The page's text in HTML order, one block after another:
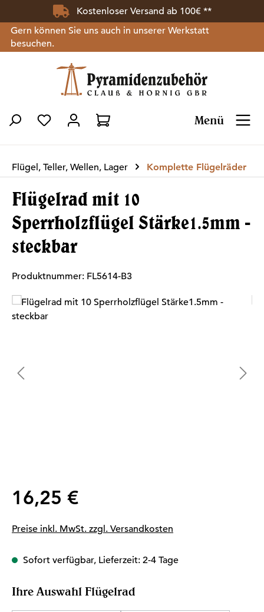
Zum Hauptinhalt springenKostenloser Versand ab 100€ **
Gern können Sie uns auch in unserer Werkstatt
besuchen.
Menü
Du hast 0 Produkte auf dem Merkzettel
Flügel, Teller, Wellen, Lager Komplette Flügelräder
Flügelrad mit 10
Sperrholzflügel Stärke1.5mm -
steckbar
Produktnummer: FL5614-B3
Bildergalerie überspringen
Regulärer Preis:
16,25 €
Preise inkl. MwSt. zzgl. Versandkosten
Sofort verfügbar, Lieferzeit: 2-4 Tage
Ihre Auswahl Flügelrad